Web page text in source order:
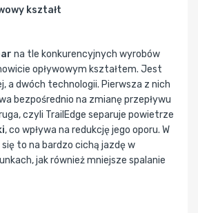
kształt
na tle konkurencyjnych wyrobów
opływowym kształtem. Jest
a dwóch technologii. Pierwsza z nich
bezpośrednio na zmianę przepływu
czyli TrailEdge separuje powietrze
, co wpływa na redukcję jego oporu. W
to na bardzo cichą jazdę w
jak również mniejsze spalanie